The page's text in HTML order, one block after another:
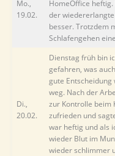
Mo.,
19.02.
HomeOffice
der
besser. Trotzdem
Schlafengehen
Di.,
20.02.
Dienstag früh bin
gefahren, was
gute
weg. Nach der
zur Kontrolle beim
zufrieden und
war heftig und als
wieder Blut im
wieder schlimmer